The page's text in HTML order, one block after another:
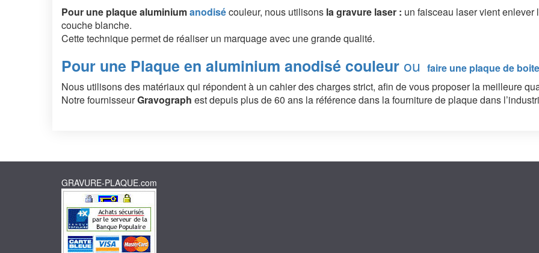
Pour une plaque aluminiumanodisécouleur, nous utilisons la gravure laser : un faisceau laser vient
couche blanche.
Cette technique permet de réaliser un marquage avec une grande qualité.
Pour une Plaque en aluminium anodisé couleur ou faire une plaque de
Nous utilisons des matériaux qui répondent à un cahier des charges strict, afin de vous proposer la meilleure
Notre fournisseurGravograph est depuis plus de 60 ans la référence dans la fourniture de plaque dans
GRAVURE-PLAQUE.com